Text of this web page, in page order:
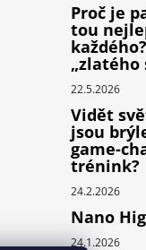
Proč je
tou
„zlatého
22.5.2026
Vidět
jsou
game-
trénink?
24.2.2026
Nano
24.1.2026